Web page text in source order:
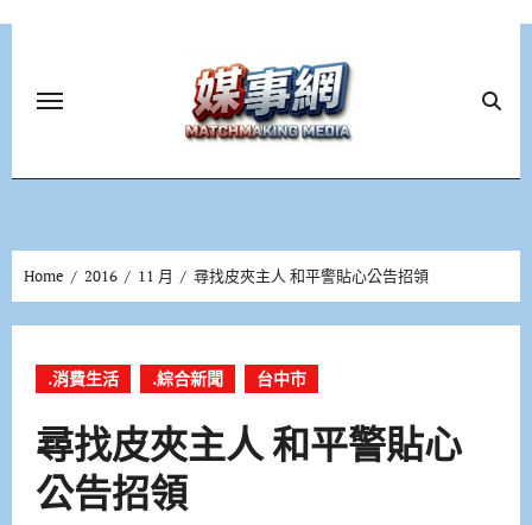
Home 2016 11 月 尋找皮夾主人 和平警貼心公告招領
.消費生活 .綜合新聞 台中市
尋找皮夾主人 和平警貼心
公告招領